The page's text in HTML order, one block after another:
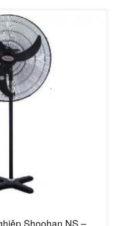
Shoohan NS –